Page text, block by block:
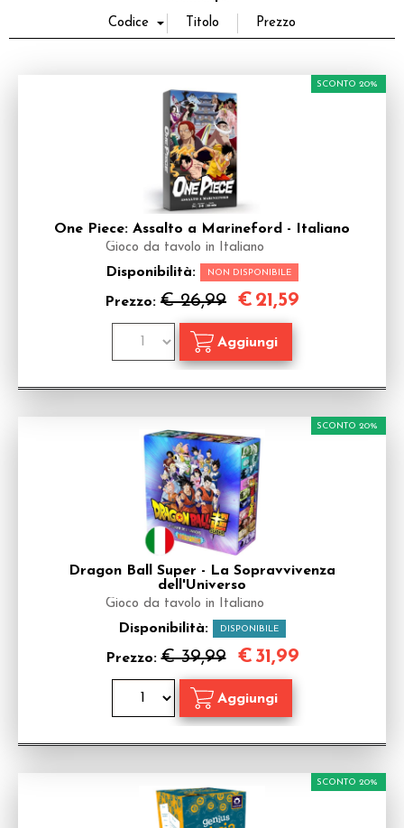
One Piece: Assalto a Marineford - Italiano
Gioco da tavolo in Italiano
Disponibilità: NON DISPONIBILE
Prezzo: € 26,99
SCONTO 20%
€ 21,59
Dragon Ball Super - La Sopravvivenza
dell'Universo
Gioco da tavolo in Italiano
Disponibilità: DISPONIBILE
Prezzo:€ 39,99
SCONTO 20%
€ 31,99
SCONTO 20%